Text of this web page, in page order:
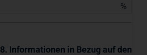
%
8. Informationen in Bezug auf den